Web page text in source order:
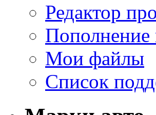
Редактор
Пополнение
Мои файлы
Список